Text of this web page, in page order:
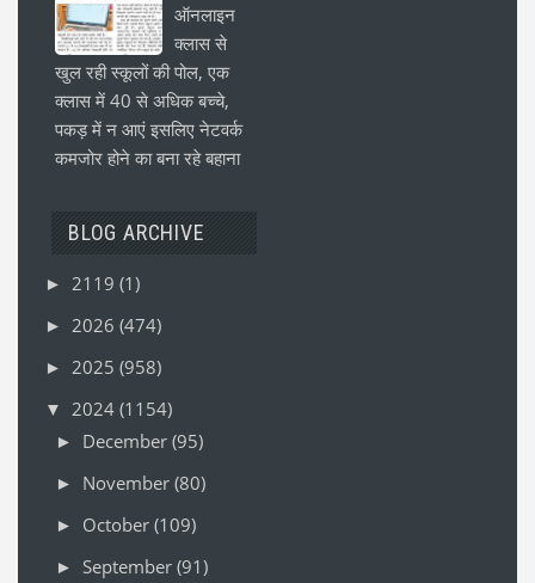
ऑनलाइन
क्लास से
खुल रही स्कूलों की पोल, एक
क्लास में 40 से अधिक बच्चे,
पकड़ में न आएं इसलिए नेटवर्क
कमजोर होने का बना रहे बहाना
BLOG ARCHIVE
► 2119 (1)
► 2026 (474)
► 2025 (958)
▼ 2024 (1154)
► December (95)
► November (80)
► October (109)
► September (91)